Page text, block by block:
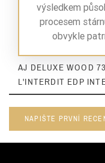
výsledkem
procesem
obvykle
AJ DELUXE WOOD
L'INTERDIT EDP
NAPIŠTE PRVNÍ